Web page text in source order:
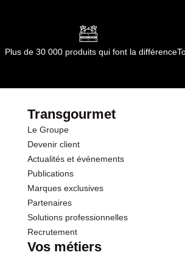
Glucides
Sel
conserver dans l¿emballage d¿origine.
Durée totale du produit :8 mois
Plus de 30 000 produits qui font la différence
Transgourmet
Le Groupe
Devenir client
Actualités et événements
Publications
Marques exclusives
Partenaires
Solutions professionnelles
Recrutement
Vos métiers